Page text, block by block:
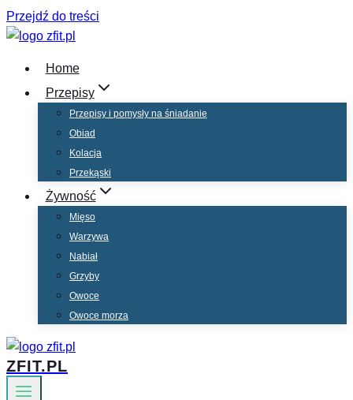
Przejdź do treści
Home
Przepisy
Przepisy i pomysły na śniadanie
Obiad
Kolacja
Przekąski
Żywność
Mięso
Warzywa
Nabiał
Grzyby
Owoce
Owoce morza
ZFIT.PL